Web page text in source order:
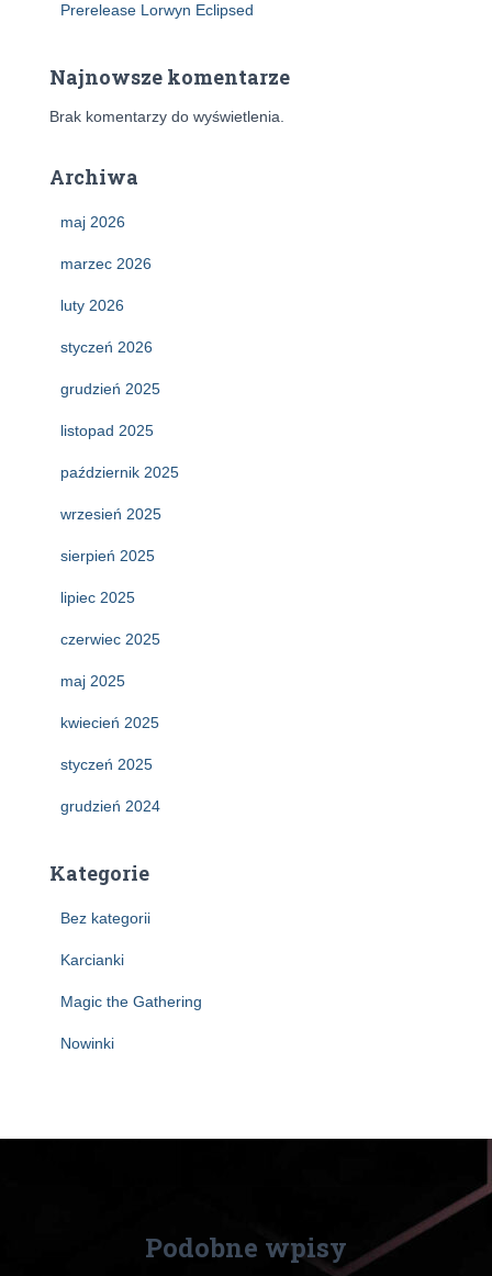
Prerelease Lorwyn Eclipsed
Najnowsze komentarze
Brak komentarzy do wyświetlenia.
Archiwa
maj 2026
marzec 2026
luty 2026
styczeń 2026
grudzień 2025
listopad 2025
październik 2025
wrzesień 2025
sierpień 2025
lipiec 2025
czerwiec 2025
maj 2025
kwiecień 2025
styczeń 2025
grudzień 2024
Kategorie
Bez kategorii
Karcianki
Magic the Gathering
Nowinki
Podobne wpisy